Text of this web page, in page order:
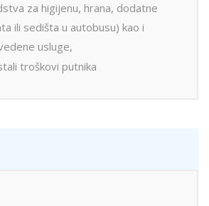
za higijenu, hrana, dodatne
ili sedišta u autobusu) kao i
usluge,
troškovi putnika